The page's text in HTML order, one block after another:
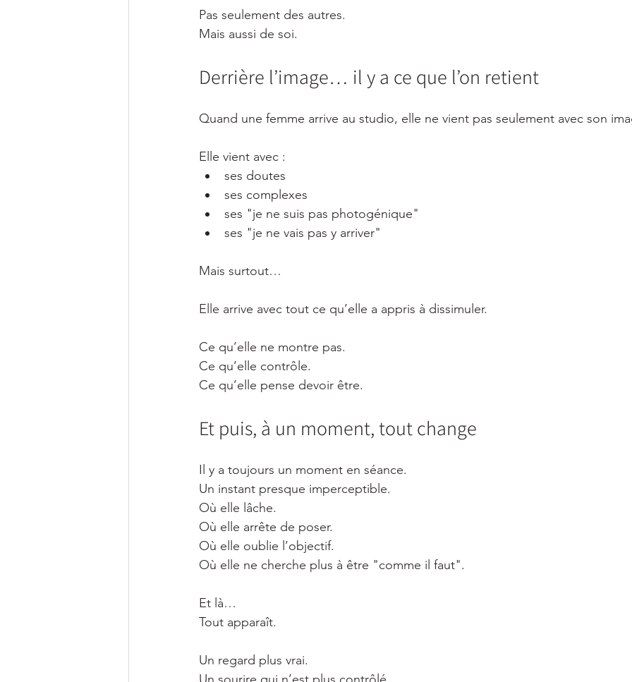
Pas seulement des autres.
Mais aussi de soi.
Derrière l’image… il y a ce que l’on retient
Quand une femme arrive au studio, elle ne vient pas seulement avec son
Elle vient avec :
ses doutes
ses complexes
ses "je ne suis pas photogénique"
ses "je ne vais pas y arriver"
Mais surtout…
Elle arrive avec tout ce qu’elle a appris à dissimuler.
Ce qu’elle ne montre pas.
Ce qu’elle contrôle.
Ce qu’elle pense devoir être.
Et puis, à un moment, tout change
Il y a toujours un moment en séance.
Un instant presque imperceptible.
Où elle lâche.
Où elle arrête de poser.
Où elle oublie l’objectif.
Où elle ne cherche plus à être "comme il faut".
Et là…
Tout apparaît.
Un regard plus vrai.